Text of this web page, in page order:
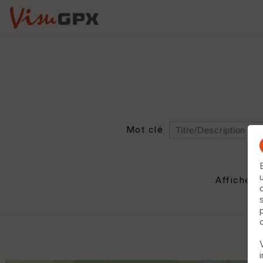
Mot clé
Auteur
Afficher